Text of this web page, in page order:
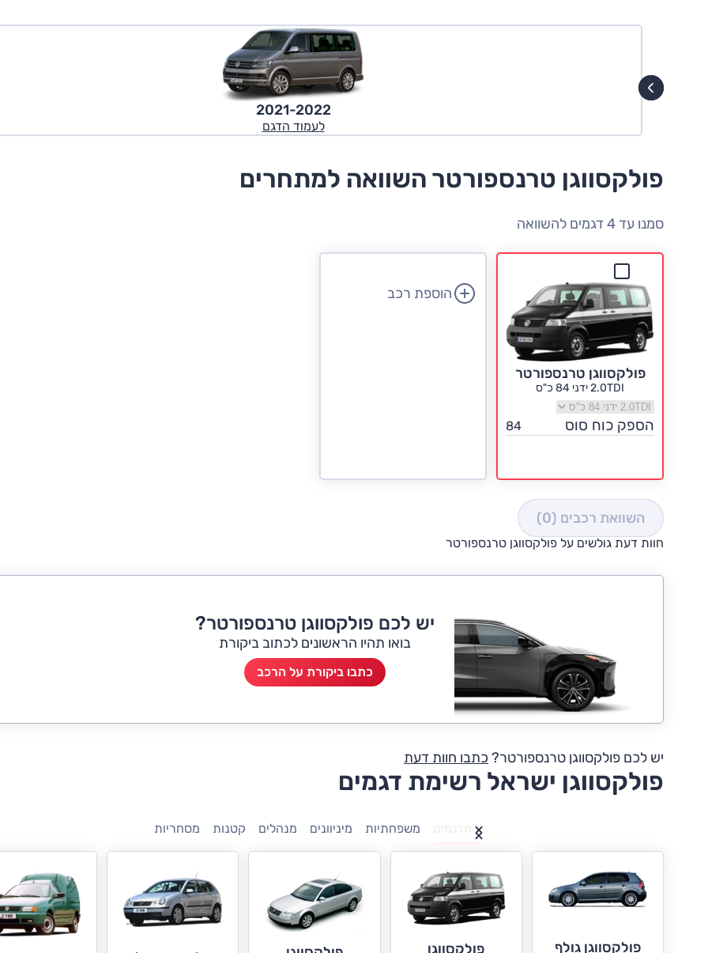
2021-2022
לעמוד הדגם
פולקסווגן טרנספורטר השוואה למתחרים
סמנו עד 4 דגמים להשוואה
פולקסווגן טרנספורטר
2.0TDI ידני 84 כ"ס
בחר גרסה פולקסווגן טרנספורטר
הספק כוח סוס 84
הוספת רכב
השוואת רכבים (0)
חוות דעת גולשים על פולקסווגן טרנספורטר
יש לכם פולקסווגן טרנספורטר?
בואו תהיו הראשונים לכתוב ביקורת
כתבו ביקורת על הרכב
יש לכם פולקסווגן טרנספורטר? כתבו חוות דעת
פולקסווגן ישראל רשימת דגמים
כל הדגמים משפחתיות מיניוונים מנהלים קטנות מסחריות
פולקסווגן גולף פולקסווגן